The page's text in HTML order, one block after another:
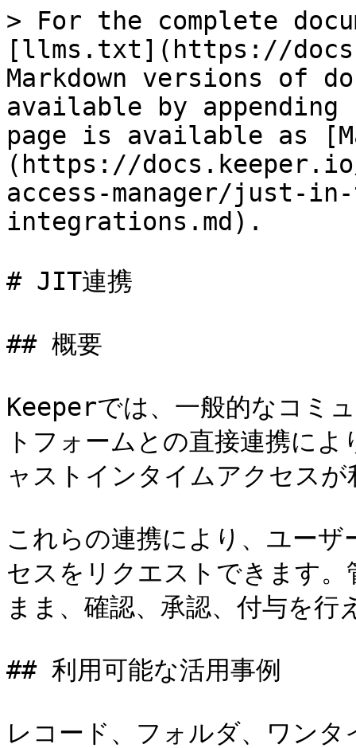
> For the complete
[llms.txt](https://
Markdown versions of
available by
page is available as
(https://
access-manager/
integrations.md).
# JIT連携
## 概要
Keeperでは、一般的なコミ
トフォームとの直接連携に
ャストインタイムアクセス
これらの連携により、ユー
セスをリクエストできます
まま、確認、承認、付与を行
## 利用可能な活用事例
レコード、フォルダ、ワン